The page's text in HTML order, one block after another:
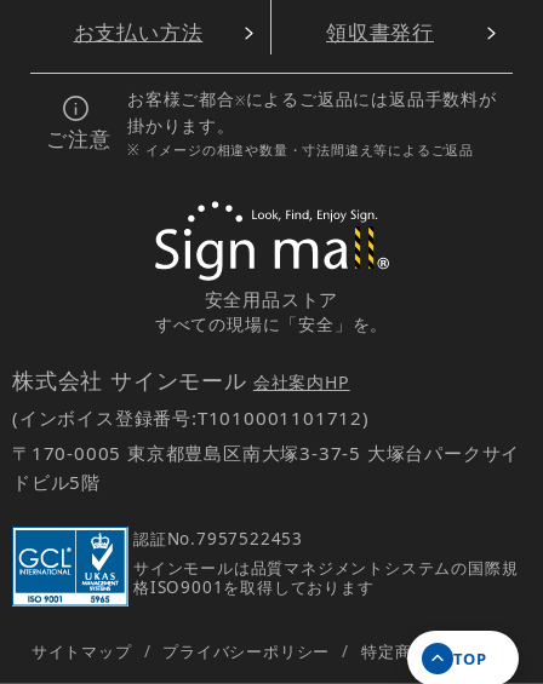
お支払い方法 領収書発行
ご注意
お客様ご都合※によるご返品には返品手数料が
掛かります。
※ イメージの相違や数量・寸法間違え等によるご返品
安全用品ストア
すべての現場に「安全」を。
株式会社 サインモール 会社案内HP
(インボイス登録番号:T1010001101712)
〒170-0005 東京都豊島区南大塚3-37-5 大塚台パークサイ
ドビル5階
認証No.7957522453
サインモールは品質マネジメントシステムの国際規
格ISO9001を取得しております
サイトマップ / プライバシーポリシー / 特定商取引法の表示
TOP